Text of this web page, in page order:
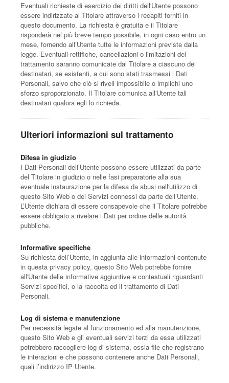
Eventuali richieste di esercizio dei diritti dell'Utente possono
essere indirizzate al Titolare attraverso i recapiti forniti in
questo documento. La richiesta è gratuita e il Titolare
risponderà nel più breve tempo possibile, in ogni caso entro un
mese, fornendo all’Utente tutte le informazioni previste dalla
legge. Eventuali rettifiche, cancellazioni o limitazioni del
trattamento saranno comunicate dal Titolare a ciascuno dei
destinatari, se esistenti, a cui sono stati trasmessi i Dati
Personali, salvo che ciò si riveli impossibile o implichi uno
sforzo sproporzionato. Il Titolare comunica all'Utente tali
destinatari qualora egli lo richieda.
Ulteriori informazioni sul trattamento
Difesa in giudizio
I Dati Personali dell’Utente possono essere utilizzati da parte
del Titolare in giudizio o nelle fasi preparatorie alla sua
eventuale instaurazione per la difesa da abusi nell'utilizzo di
questo Sito Web o dei Servizi connessi da parte dell’Utente.
L’Utente dichiara di essere consapevole che il Titolare potrebbe
essere obbligato a rivelare i Dati per ordine delle autorità
pubbliche.
Informative specifiche
Su richiesta dell’Utente, in aggiunta alle informazioni contenute
in questa privacy policy, questo Sito Web potrebbe fornire
all'Utente delle informative aggiuntive e contestuali riguardanti
Servizi specifici, o la raccolta ed il trattamento di Dati
Personali.
Log di sistema e manutenzione
Per necessità legate al funzionamento ed alla manutenzione,
questo Sito Web e gli eventuali servizi terzi da essa utilizzati
potrebbero raccogliere log di sistema, ossia file che registrano
le interazioni e che possono contenere anche Dati Personali,
quali l’indirizzo IP Utente.